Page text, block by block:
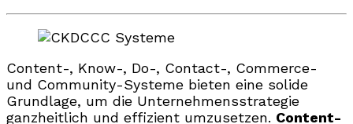
Content-, Know-, Do-, Contact-, Commerce-
und Community-Systeme bieten eine solide
Grundlage, um die Unternehmensstrategie
ganzheitlich und effizient umzusetzen. Content-